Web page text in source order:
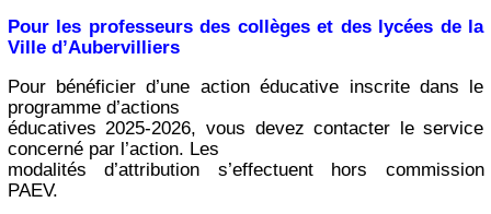
Pour les professeurs des collèges et des lycées de la
Ville d’Aubervilliers
Pour bénéficier d’une action éducative inscrite dans le
programme d’actions
éducatives 2025-2026, vous devez contacter le service
concerné par l’action. Les
modalités d’attribution s’effectuent hors commission
PAEV.